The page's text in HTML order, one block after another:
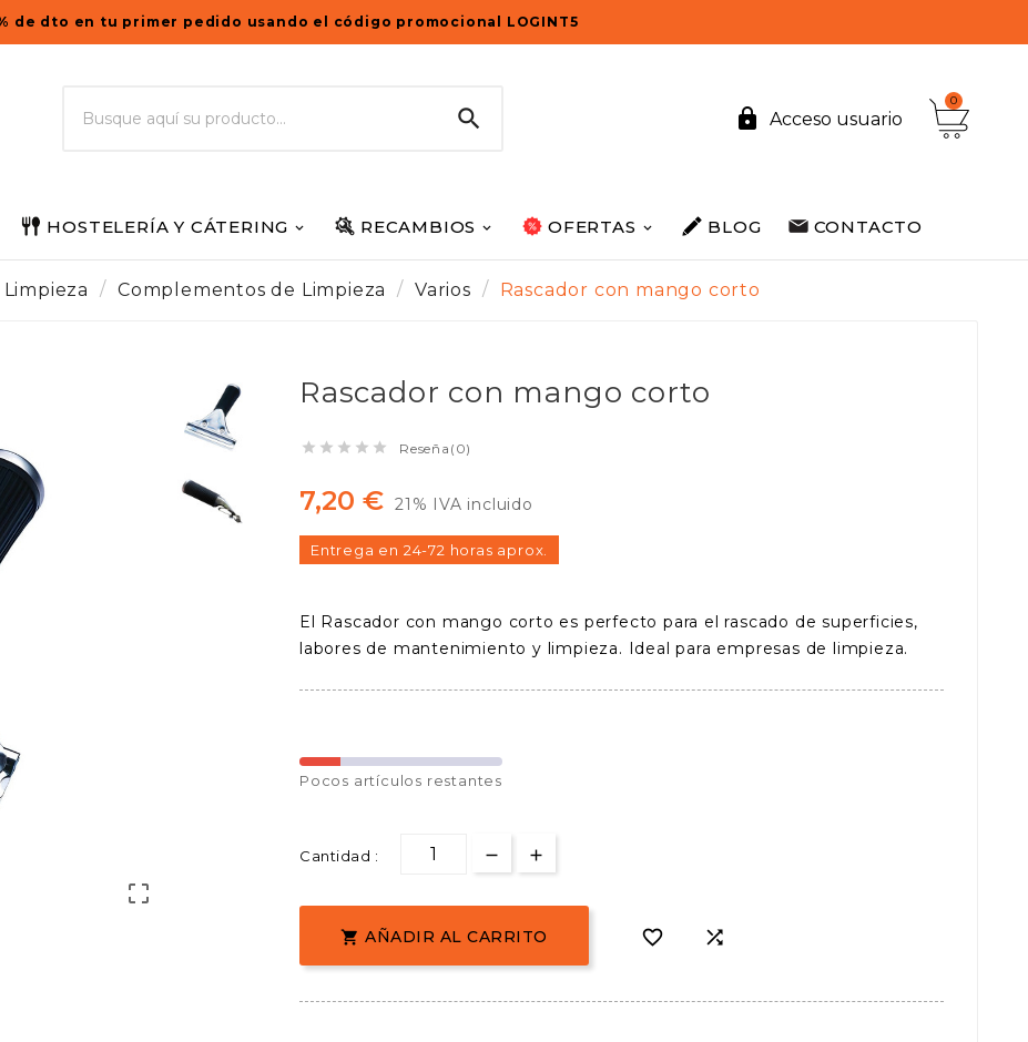
de dto en tu primer pedido usando el código promocional LOGINT5
  Acceso usuario
0
HOSTELERÍA Y CÁTERING RECAMBIOS OFERTAS BLOG CONTACTO
Complementos de Limpieza Varios Rascador con mango corto

Rascador con mango corto
     Reseña(0)
7,20 € 21% IVA incluido
Entrega en 24-72 horas aprox.
El Rascador con mango corto es perfecto para el rascado de superficies,
labores de mantenimiento y limpieza. Ideal para empresas de limpieza.
Pocos artículos restantes
Cantidad :
 AÑADIR AL CARRITO  